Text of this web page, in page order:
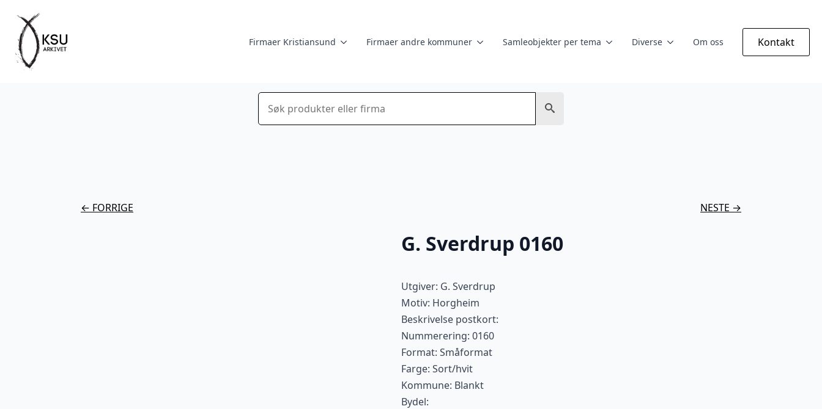
Firmaer Kristiansund Firmaer andre kommuner Samleobjekter per tema Diverse Om oss Kontakt
Søk
← FORRIGE NESTE →
G. Sverdrup 0160
Utgiver: G. Sverdrup
Motiv: Horgheim
Beskrivelse postkort:
Nummerering: 0160
Format: Småformat
Farge: Sort/hvit
Kommune: Blankt
Bydel: